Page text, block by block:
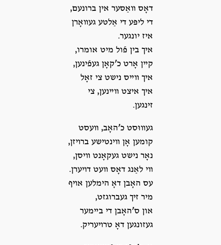
דאָס װאַסער אין ברונעם,
די ליפּע די אַלטע געװאָרן
איז יונגער.
איך בין פֿול מיט אומרו,
קײן אָרט כ’קאָן געפֿינען,
איך װײס נישט צי זאָל
איך איצט װײנען, צי
זינגען.
געװוּסט כ’האָב, װעסט
קומען אָן װינטישע ברױזן,
נאָר נישט געקאָנט װיסן,
װי לאַנג דאָס װעט דױערן.
עס האָבן דאָ הימלען אױף
מיר זיך געברוגזט,
און ס’האָבן די בײמער
געזונגען דאָ טרױעריק.